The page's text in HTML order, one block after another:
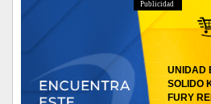
Publicidad
UNIDAD
SOLIDO
FURY